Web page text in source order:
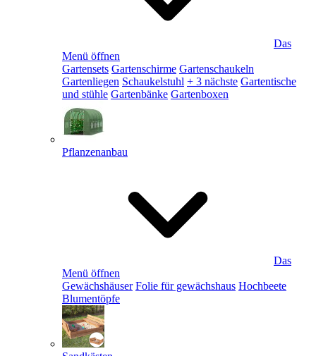
Das
Menü öffnen
Gartensets Gartenschirme Gartenschaukeln
Gartenliegen Schaukelstuhl + 3 nächste Gartentische
und stühle Gartenbänke Gartenboxen
Pflanzenanbau
Das
Menü öffnen
Gewächshäuser Folie für gewächshaus Hochbeete
Blumentöpfe